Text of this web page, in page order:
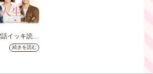
話イッキ読
『黄金の私の
大阪 月曜～
続きを読む